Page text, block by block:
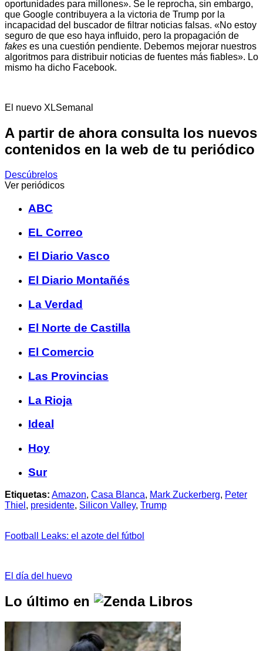
oportunidades para millones». Se le reprocha, sin embargo,
que Google contribuyera a la victoria de Trump por la
incapacidad del buscador de filtrar noticias falsas. «No estoy
seguro de que eso haya influido, pero la propagación de
fakes es una cuestión pendiente. Debemos mejorar nuestros
algoritmos para distribuir noticias de fuentes más fiables». Lo
mismo ha dicho Facebook.
El nuevo XLSemanal
A partir de ahora consulta los nuevos
contenidos en la web de tu periódico
Descúbrelos
Ver periódicos
ABC
EL Correo
El Diario Vasco
El Diario Montañés
La Verdad
El Norte de Castilla
El Comercio
Las Provincias
La Rioja
Ideal
Hoy
Sur
Etiquetas: Amazon, Casa Blanca, Mark Zuckerberg, Peter
Thiel , presidente, Silicon Valley, Trump
Football Leaks: el azote del fútbol
El día del huevo
Lo último en